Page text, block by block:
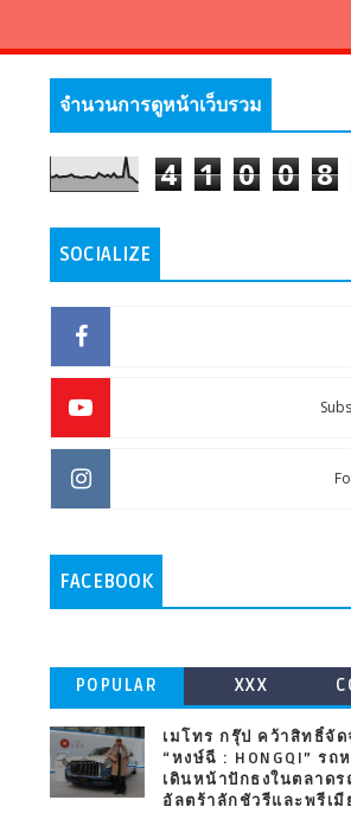
จำนวนการดูหน้าเว็บรวม
4 1 0 0 8
SOCIALIZE
FACEBOOK
POPULAR XXX
เมโทร กรุ๊ป คว้าสิทธิ์จัด
“หงษ์ฉี : HONGQI” รถ
เดินหน้าปักธงในตลาด
อัลตร้าลักชัวรีและพรีเมี